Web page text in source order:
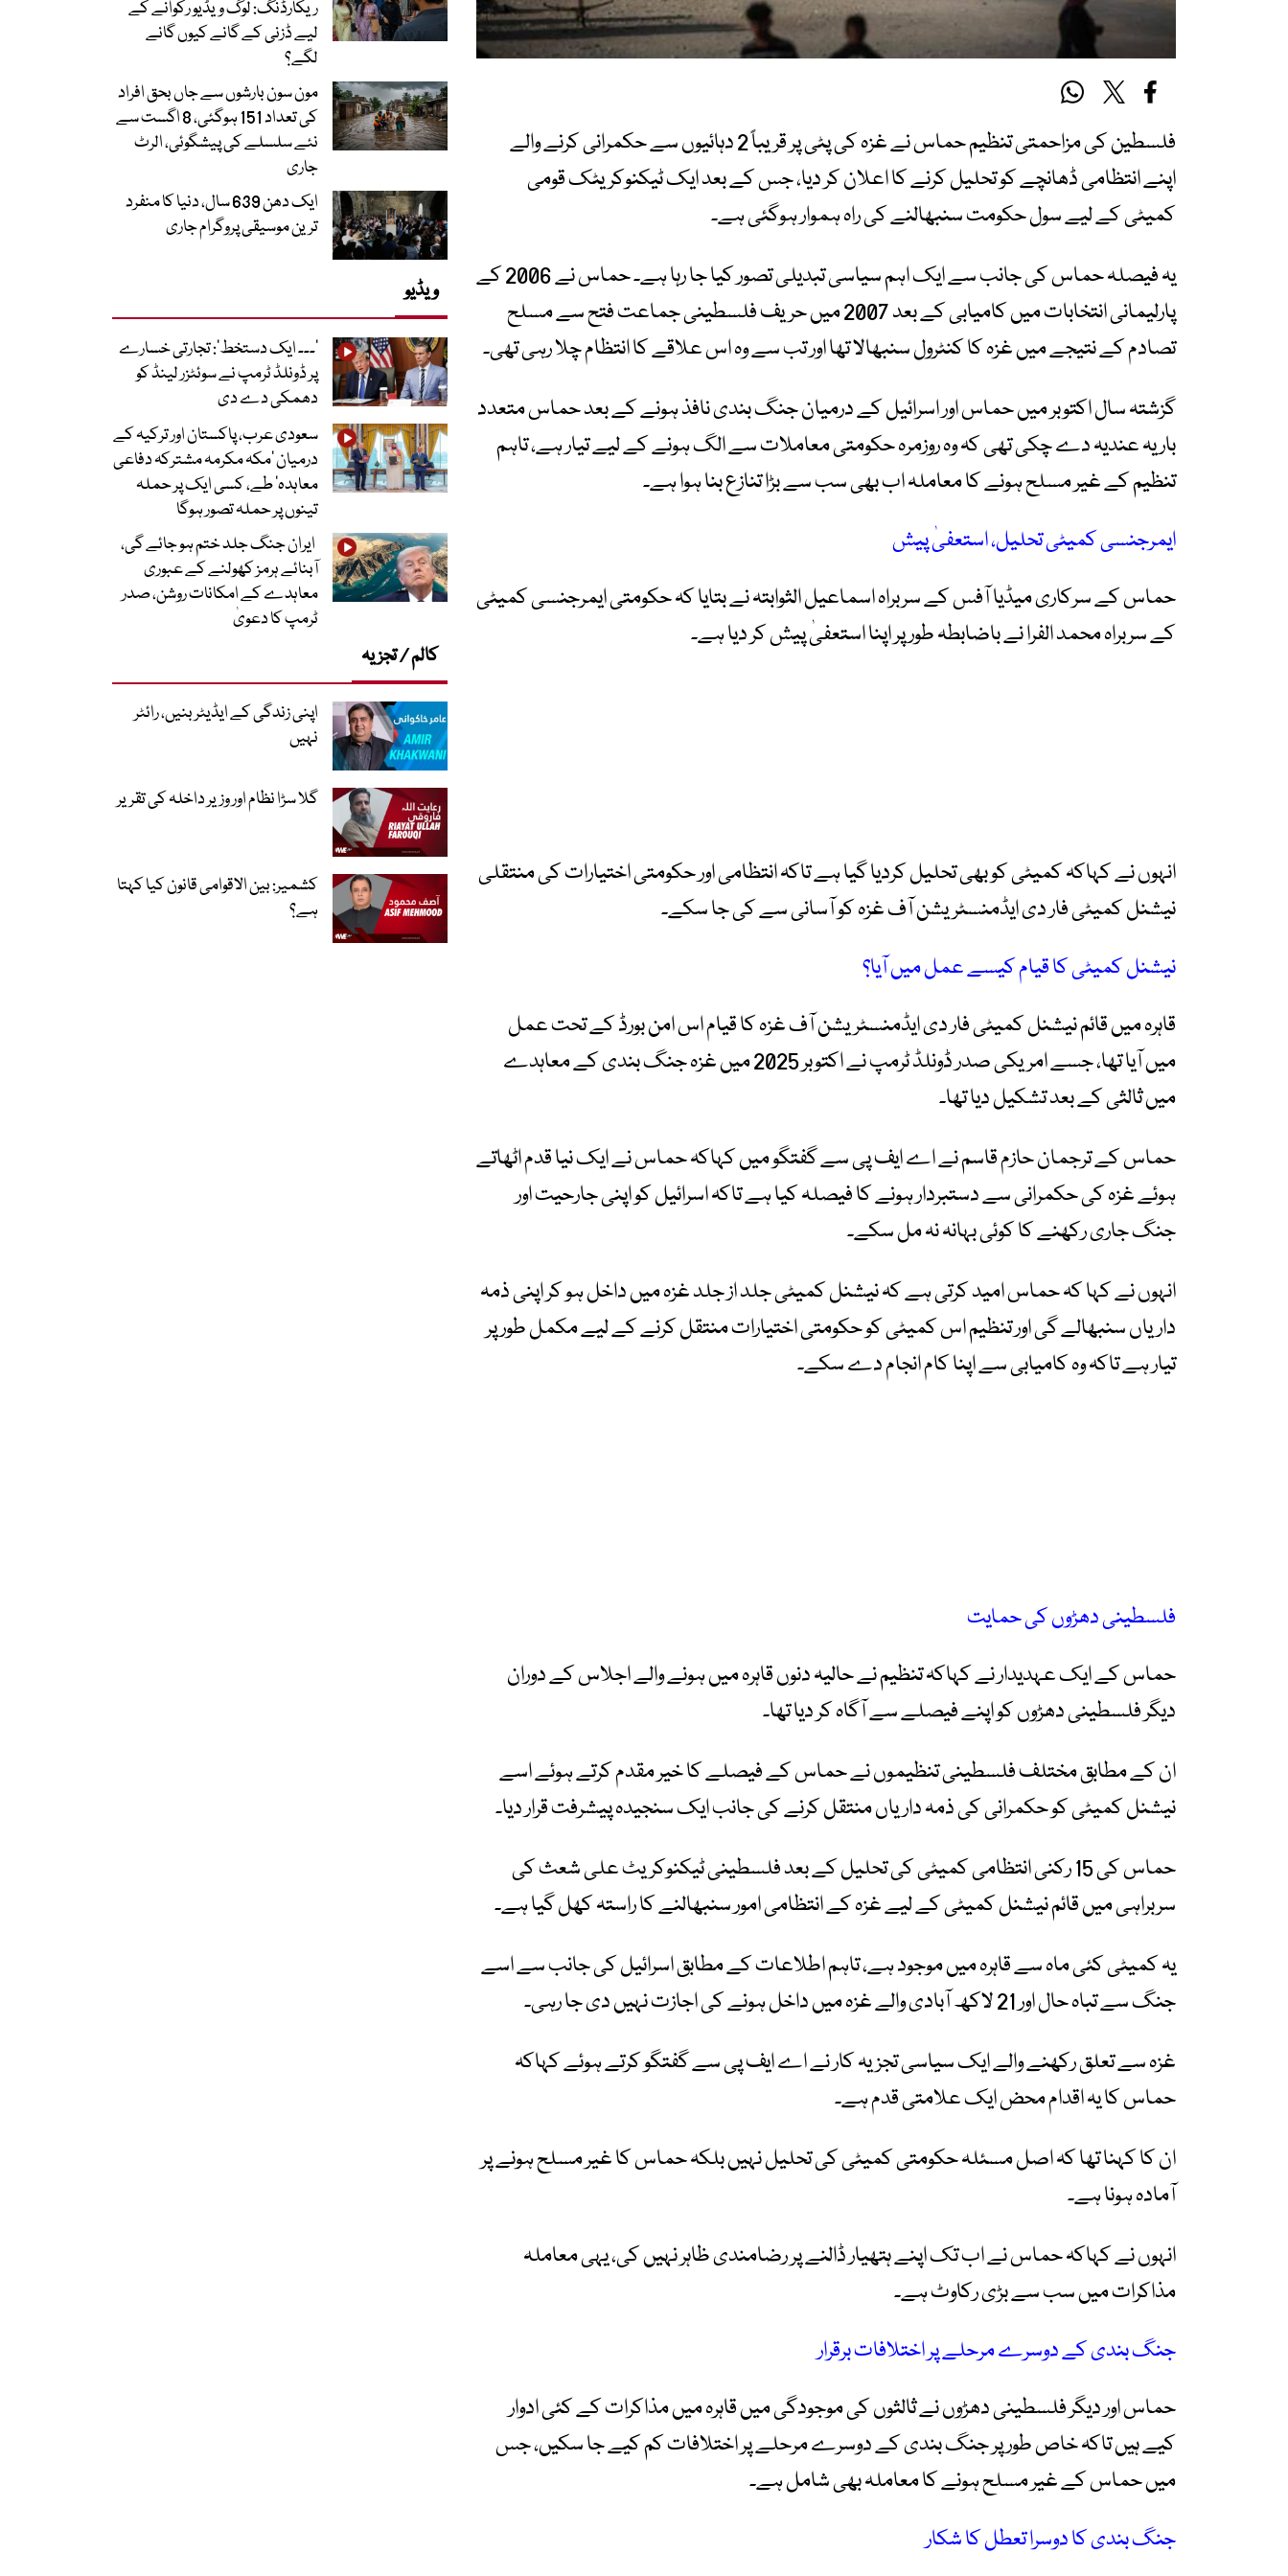
فلسطین کی مزاحمتی تنظیم حماس نے غزہ کی پٹی پر قریباً 2 دہائیوں سے حکمرانی کرنے والے
اپنے انتظامی ڈھانچے کو تحلیل کرنے کا اعلان کر دیا، جس کے بعد ایک ٹیکنوکریٹک قومی
کمیٹی کے لیے سول حکومت سنبھالنے کی راہ ہموار ہوگئی ہے۔
یہ فیصلہ حماس کی جانب سے ایک اہم سیاسی تبدیلی تصور کیا جا رہا ہے۔ حماس نے 2006 کے
پارلیمانی انتخابات میں کامیابی کے بعد 2007 میں حریف فلسطینی جماعت فتح سے مسلح
تصادم کے نتیجے میں غزہ کا کنٹرول سنبھالا تھا اور تب سے وہ اس علاقے کا انتظام چلا رہی تھی۔
گزشتہ سال اکتوبر میں حماس اور اسرائیل کے درمیان جنگ بندی نافذ ہونے کے بعد حماس متعدد
بار یہ عندیہ دے چکی تھی کہ وہ روزمرہ حکومتی معاملات سے الگ ہونے کے لیے تیار ہے، تاہم
تنظیم کے غیر مسلح ہونے کا معاملہ اب بھی سب سے بڑا تنازع بنا ہوا ہے۔
ایمرجنسی کمیٹی تحلیل، استعفیٰ پیش
حماس کے سرکاری میڈیا آفس کے سربراہ اسماعیل الثوابتہ نے بتایا کہ حکومتی ایمرجنسی کمیٹی
کے سربراہ محمد الفرا نے باضابطہ طور پر اپنا استعفیٰ پیش کر دیا ہے۔
انہوں نے کہاکہ کمیٹی کو بھی تحلیل کردیا گیا ہے تاکہ انتظامی اور حکومتی اختیارات کی منتقلی
نیشنل کمیٹی فار دی ایڈمنسٹریشن آف غزہ کو آسانی سے کی جا سکے۔
نیشنل کمیٹی کا قیام کیسے عمل میں آیا؟
قاہرہ میں قائم نیشنل کمیٹی فار دی ایڈمنسٹریشن آف غزہ کا قیام اس امن بورڈ کے تحت عمل
میں آیا تھا، جسے امریکی صدر ڈونلڈ ٹرمپ نے اکتوبر 2025 میں غزہ جنگ بندی کے معاہدے
میں ثالثی کے بعد تشکیل دیا تھا۔
حماس کے ترجمان حازم قاسم نے اے ایف پی سے گفتگو میں کہاکہ حماس نے ایک نیا قدم اٹھاتے
ہوئے غزہ کی حکمرانی سے دستبردار ہونے کا فیصلہ کیا ہے تاکہ اسرائیل کو اپنی جارحیت اور
جنگ جاری رکھنے کا کوئی بہانہ نہ مل سکے۔
انہوں نے کہا کہ حماس امید کرتی ہے کہ نیشنل کمیٹی جلد از جلد غزہ میں داخل ہو کر اپنی ذمہ
داریاں سنبھالے گی اور تنظیم اس کمیٹی کو حکومتی اختیارات منتقل کرنے کے لیے مکمل طور پر
تیار ہے تاکہ وہ کامیابی سے اپنا کام انجام دے سکے۔
فلسطینی دھڑوں کی حمایت
حماس کے ایک عہدیدار نے کہاکہ تنظیم نے حالیہ دنوں قاہرہ میں ہونے والے اجلاس کے دوران
دیگر فلسطینی دھڑوں کو اپنے فیصلے سے آگاہ کر دیا تھا۔
ان کے مطابق مختلف فلسطینی تنظیموں نے حماس کے فیصلے کا خیر مقدم کرتے ہوئے اسے
نیشنل کمیٹی کو حکمرانی کی ذمہ داریاں منتقل کرنے کی جانب ایک سنجیدہ پیشرفت قرار دیا۔
حماس کی 15 رکنی انتظامی کمیٹی کی تحلیل کے بعد فلسطینی ٹیکنوکریٹ علی شعث کی
سربراہی میں قائم نیشنل کمیٹی کے لیے غزہ کے انتظامی امور سنبھالنے کا راستہ کھل گیا ہے۔
یہ کمیٹی کئی ماہ سے قاہرہ میں موجود ہے، تاہم اطلاعات کے مطابق اسرائیل کی جانب سے اسے
جنگ سے تباہ حال اور 21 لاکھ آبادی والے غزہ میں داخل ہونے کی اجازت نہیں دی جا رہی۔
غزہ سے تعلق رکھنے والے ایک سیاسی تجزیہ کار نے اے ایف پی سے گفتگو کرتے ہوئے کہاکہ
حماس کا یہ اقدام محض ایک علامتی قدم ہے۔
ان کا کہنا تھا کہ اصل مسئلہ حکومتی کمیٹی کی تحلیل نہیں بلکہ حماس کا غیر مسلح ہونے پر
آمادہ ہونا ہے۔
انہوں نے کہاکہ حماس نے اب تک اپنے ہتھیار ڈالنے پر رضامندی ظاہر نہیں کی، یہی معاملہ
مذاکرات میں سب سے بڑی رکاوٹ ہے۔
جنگ بندی کے دوسرے مرحلے پر اختلافات برقرار
حماس اور دیگر فلسطینی دھڑوں نے ثالثوں کی موجودگی میں قاہرہ میں مذاکرات کے کئی ادوار
کیے ہیں تاکہ خاص طور پر جنگ بندی کے دوسرے مرحلے پر اختلافات کم کیے جا سکیں، جس
میں حماس کے غیر مسلح ہونے کا معاملہ بھی شامل ہے۔
جنگ بندی کا دوسرا تعطل کا شکار
ریکارڈنگ: لوگ ویڈیو رکوانے کے
لیے ڈزنی کے گانے کیوں گانے
لگے؟
مون سون بارشوں سے جاں بحق افراد
کی تعداد 151 ہوگئی، 8 اگست سے
نئے سلسلے کی پیشگوئی، الرٹ
جاری
ایک دھن 639 سال، دنیا کا منفرد
ترین موسیقی پروگرام جاری
ویڈیو
’۔۔۔ ایک دستخط‘: تجارتی خسارے
پر ڈونلڈ ٹرمپ نے سوئٹزر لینڈ کو
دھمکی دے دی
سعودی عرب، پاکستان اور ترکیہ کے
درمیان ’مکہ مکرمہ مشترکہ دفاعی
معاہدہ‘ طے، کسی ایک پر حملہ
تینوں پر حملہ تصور ہوگا
ایران جنگ جلد ختم ہو جائے گی،
آبنائے ہرمز کھولنے کے عبوری
معاہدے کے امکانات روشن، صدر
ٹرمپ کا دعویٰ
کالم / تجزیہ
اپنی زندگی کے ایڈیٹر بنیں، رائٹر
نہیں
گلا سڑا نظام اور وزیر داخلہ کی تقریر
کشمیر: بین الاقوامی قانون کیا کہتا
ہے؟